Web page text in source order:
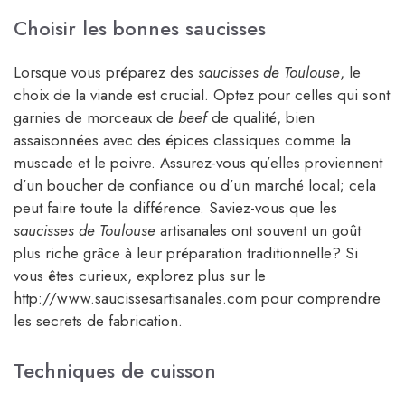
Choisir les bonnes saucisses
Lorsque vous préparez des saucisses de Toulouse, le
choix de la viande est crucial. Optez pour celles qui sont
garnies de morceaux de beefde qualité, bien
assaisonnées avec des épices classiques comme la
muscade et le poivre. Assurez-vous qu’elles proviennent
d’un boucher de confiance ou d’un marché local; cela
peut faire toute la différence. Saviez-vous que les
saucisses de Toulouse artisanales ont souvent un goût
plus riche grâce à leur préparation traditionnelle? Si
vous êtes curieux, explorez plus sur le
http://www.saucissesartisanales.com pour comprendre
les secrets de fabrication.
Techniques de cuisson